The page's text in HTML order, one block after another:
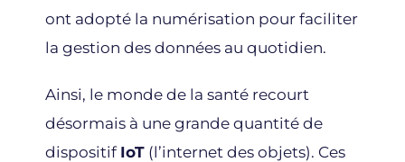
ont adopté la numérisation pour faciliter
la gestion des données au quotidien.
Ainsi, le monde de la santé recourt
désormais à une grande quantité de
dispositif IoT (l’internet des objets). Ces